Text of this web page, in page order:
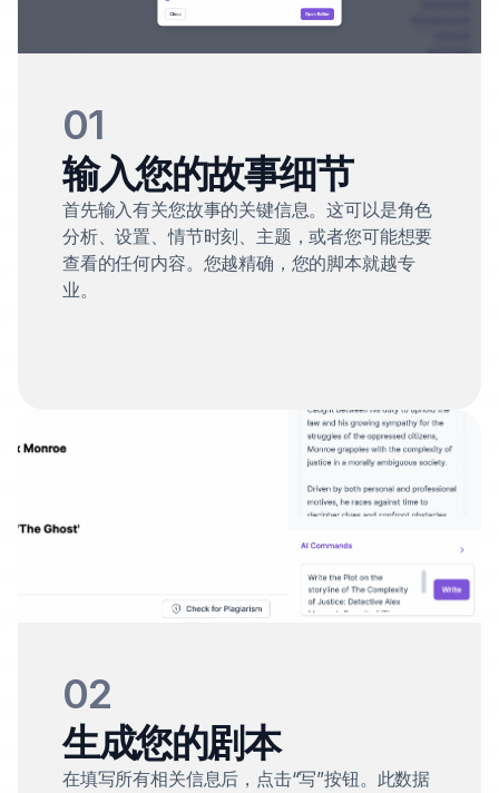
01
输入您的故事细节
首先输入有关您故事的关键信息。这可以是角色
分析、设置、情节时刻、主题，或者您可能想要
查看的任何内容。您越精确，您的脚本就越专
业。
02
生成您的剧本
在填写所有相关信息后，点击“写”按钮。此数据